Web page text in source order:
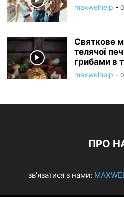
maxwelhelp -
Святкове
телячої
грибами в
maxwelhelp -
ПРО
зв'язатися з нами: